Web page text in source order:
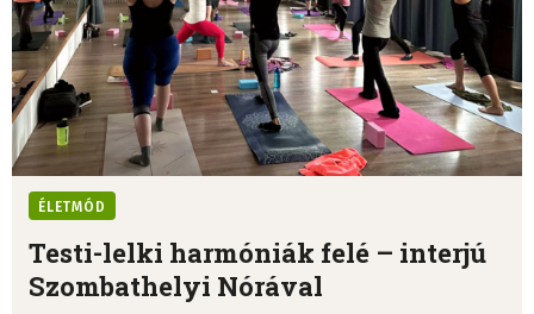
ÉLETMÓD
Testi-lelki harmóniák felé – interjú
Szombathelyi Nórával